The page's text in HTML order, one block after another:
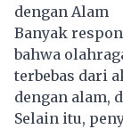
dengan Alam
Banyak
bahwa
terbebas dari
dengan alam,
Selain itu,